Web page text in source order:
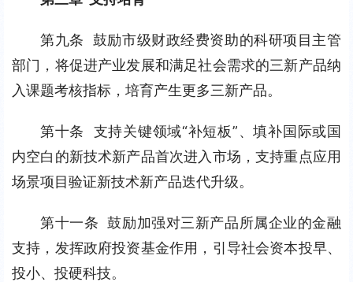
第九条  鼓励市级财政经费资助的科研项目主管
部门，将促进产业发展和满足社会需求的三新产品纳
入课题考核指标，培育产生更多三新产品。
第十条  支持关键领域“补短板”、填补国际或国
内空白的新技术新产品首次进入市场，支持重点应用
场景项目验证新技术新产品迭代升级。
第十一条  鼓励加强对三新产品所属企业的金融
支持，发挥政府投资基金作用，引导社会资本投早、
投小、投硬科技。